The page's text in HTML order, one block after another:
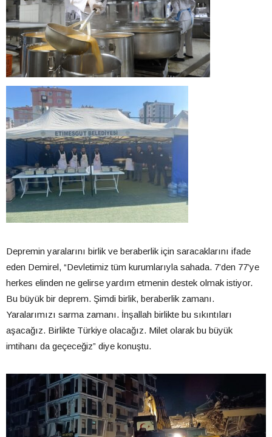
Depremin yaralarını birlik ve beraberlik için saracaklarını ifade
eden Demirel, “Devletimiz tüm kurumlarıyla sahada. 7’den 77’ye
herkes elinden ne gelirse yardım etmenin destek olmak istiyor.
Bu büyük bir deprem. Şimdi birlik, beraberlik zamanı.
Yaralarımızı sarma zamanı. İnşallah birlikte bu sıkıntıları
aşacağız. Birlikte Türkiye olacağız. Milet olarak bu büyük
imtihanı da geçeceğiz” diye konuştu.